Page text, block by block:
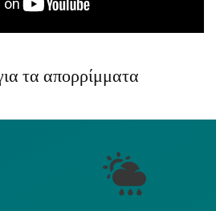
τα απορρίμματα